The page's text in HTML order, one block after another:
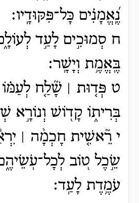
נֶֽ֝אֱמָנִ֗ים כָּל־פִּקּוּדָֽיו׃
ח סְמוּכִ֣ים לָעַ֣ד
בֶּֽאֱמֶ֥ת וְיָשָֽׁר׃
ט פְּד֤וּת ׀ שָׁ֘לַ֤ח לְעַמּ֗וֹ
בְּרִית֑וֹ קָד֖וֹשׁ וְנוֹרָ֣א
י רֵ֘אשִׁ֤ית חָכְמָ֨ה ׀
שֵׂ֣כֶל ט֭וֹב
עֹמֶ֥דֶת לָעַֽד׃